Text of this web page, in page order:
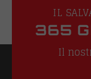
IL
365
Il